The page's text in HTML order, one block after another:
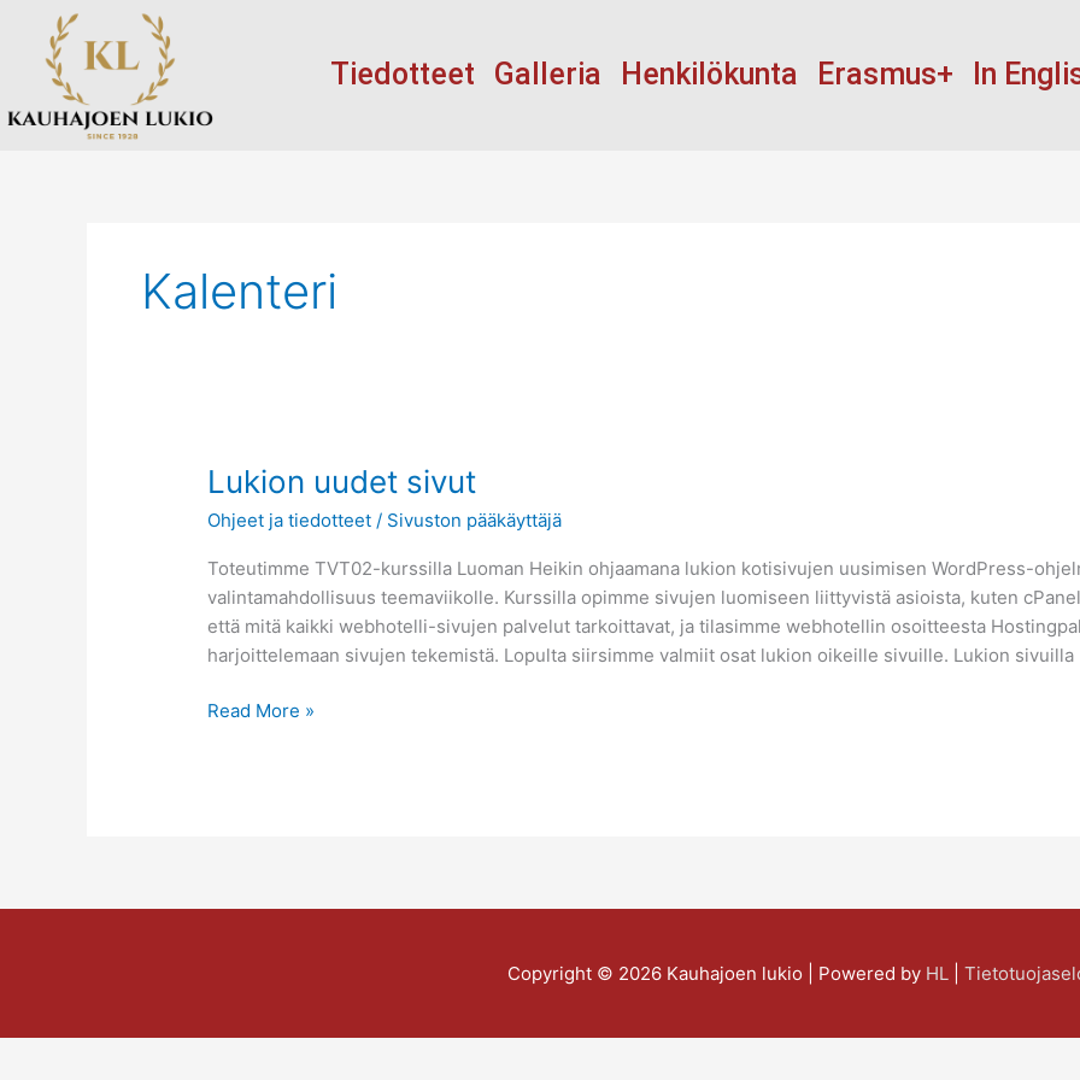
sisältöön
Tiedotteet Galleria Henkilökunta Erasmus+ In
Kalenteri
Lukion uudet sivut
Ohjeet ja tiedotteet / Sivuston pääkäyttäjä
Toteutimme TVT02-kurssilla Luoman Heikin ohjaamana lukion kotisivujen uusimisen WordPress-
valintamahdollisuus teemaviikolle. Kurssilla opimme sivujen luomiseen liittyvistä asioista, kuten
että mitä kaikki webhotelli-sivujen palvelut tarkoittavat, ja tilasimme webhotellin osoitteesta
harjoittelemaan sivujen tekemistä. Lopulta siirsimme valmiit osat lukion oikeille sivuille. Lukion
Lukion
sivut
Read More »
Copyright © 2026 Kauhajoen lukio | Powered by HL|